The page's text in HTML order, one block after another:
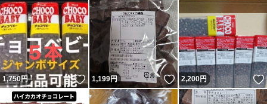
1,750円 いいね！
1,199円 いいね！
2,200円